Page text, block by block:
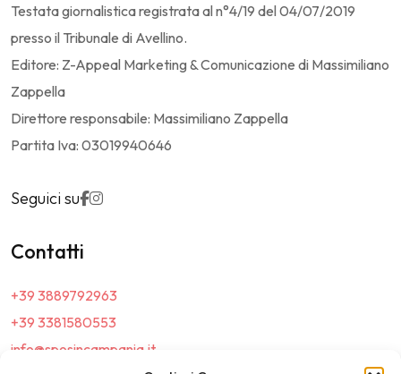
Testata giornalistica registrata al n°4/19 del 04/07/2019
presso il Tribunale di Avellino.
Editore: Z-Appeal Marketing & Comunicazione di Massimiliano
Zappella
Direttore responsabile: Massimiliano Zappella
Partita Iva: 03019940646
Seguici su
Contatti
+39 3889792963
+39 3381580553
info@sposincampania.it